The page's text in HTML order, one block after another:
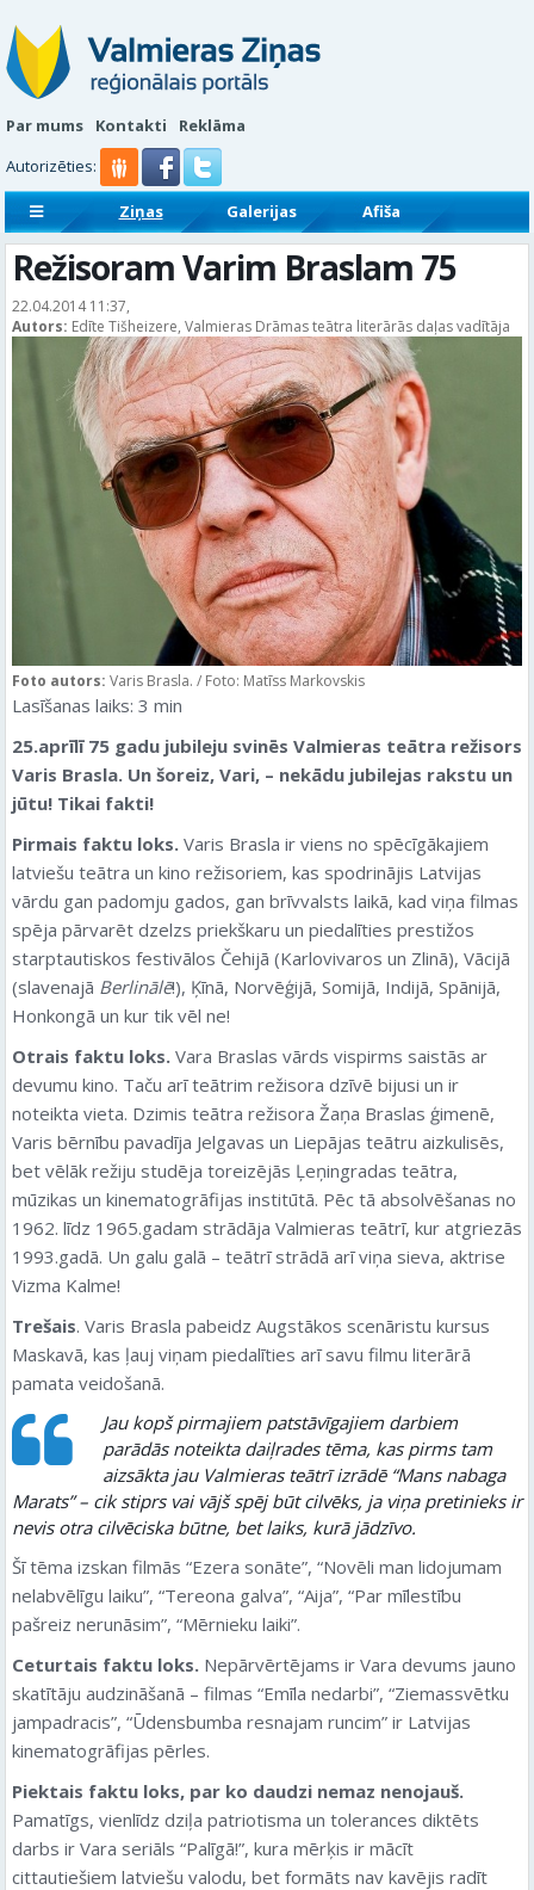
Par mums Kontakti
Reklāma
Autorizēties:
Ziņas Galerijas
Afiša
Sludinājumi
Reklāmraksti
Režisoram Varim Braslam 75
22.04.2014 11:37,
Autors: Edīte Tišheizere, Valmieras Drāmas teātra literārās daļas vadītāja
Foto autors: Varis Brasla. / Foto: Matīss Markovskis
Lasīšanas laiks: 3 min
25.aprīlī 75 gadu jubileju svinēs Valmieras teātra režisors
Varis Brasla. Un šoreiz, Vari, – nekādu jubilejas rakstu un
jūtu! Tikai fakti!
Pirmais faktu loks. Varis Brasla ir viens no spēcīgākajiem
latviešu teātra un kino režisoriem, kas spodrinājis Latvijas
vārdu gan padomju gados, gan brīvvalsts laikā, kad viņa filmas
spēja pārvarēt dzelzs priekškaru un piedalīties prestižos
starptautiskos festivālos Čehijā (Karlovivaros un Zlinā), Vācijā
(slavenajā Berlinālē!), Ķīnā, Norvēģijā, Somijā, Indijā, Spānijā,
Honkongā un kur tik vēl ne!
Otrais faktu loks. Vara Braslas vārds vispirms saistās ar
devumu kino. Taču arī teātrim režisora dzīvē bijusi un ir
noteikta vieta. Dzimis teātra režisora Žaņa Braslas ģimenē,
Varis bērnību pavadīja Jelgavas un Liepājas teātru aizkulisēs,
bet vēlāk režiju studēja toreizējās Ļeņingradas teātra,
mūzikas un kinematogrāfijas institūtā. Pēc tā absolvēšanas no
1962. līdz 1965.gadam strādāja Valmieras teātrī, kur atgriezās
1993.gadā. Un galu galā – teātrī strādā arī viņa sieva, aktrise
Vizma Kalme!
Trešais. Varis Brasla pabeidz Augstākos scenāristu kursus
Maskavā, kas ļauj viņam piedalīties arī savu filmu literārā
pamata veidošanā.
Jau kopš pirmajiem patstāvīgajiem darbiem
parādās noteikta daiļrades tēma, kas pirms tam
aizsākta jau Valmieras teātrī izrādē “Mans nabaga
Marats” – cik stiprs vai vājš spēj būt cilvēks, ja viņa pretinieks ir
nevis otra cilvēciska būtne, bet laiks, kurā jādzīvo.
Šī tēma izskan filmās “Ezera sonāte”, “Novēli man lidojumam
nelabvēlīgu laiku”, “Tereona galva”, “Aija”, “Par mīlestību
pašreiz nerunāsim”, “Mērnieku laiki”.
Ceturtais faktu loks. Nepārvērtējams ir Vara devums jauno
skatītāju audzināšanā – filmas “Emīla nedarbi”, “Ziemassvētku
jampadracis”, “Ūdensbumba resnajam runcim” ir Latvijas
kinematogrāfijas pērles.
Piektais faktu loks, par ko daudzi nemaz nenojauš.
Pamatīgs, vienlīdz dziļa patriotisma un tolerances diktēts
darbs ir Vara seriāls “Palīgā!”, kura mērķis ir mācīt
cittautiešiem latviešu valodu, bet formāts nav kavējis radīt